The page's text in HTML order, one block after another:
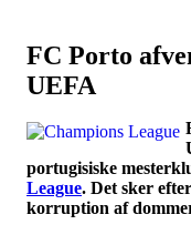
Наши партнеры
FC Porto
UEFA
portugisiske
League. Det sker
korruption af